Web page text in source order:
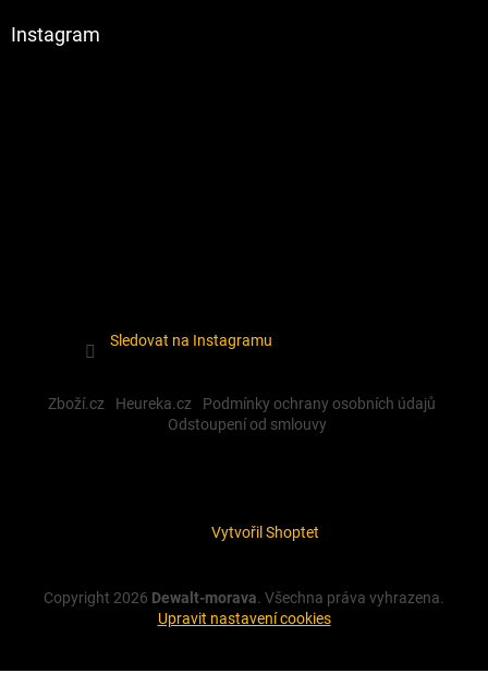
Instagram
Sledovat na Instagramu
Zboží.cz Heureka.cz
Podmínky ochrany osobních údajů
Odstoupení od smlouvy
Vytvořil Shoptet
Copyright 2026 Dewalt-morava. Všechna práva vyhrazena.
Upravit nastavení cookies